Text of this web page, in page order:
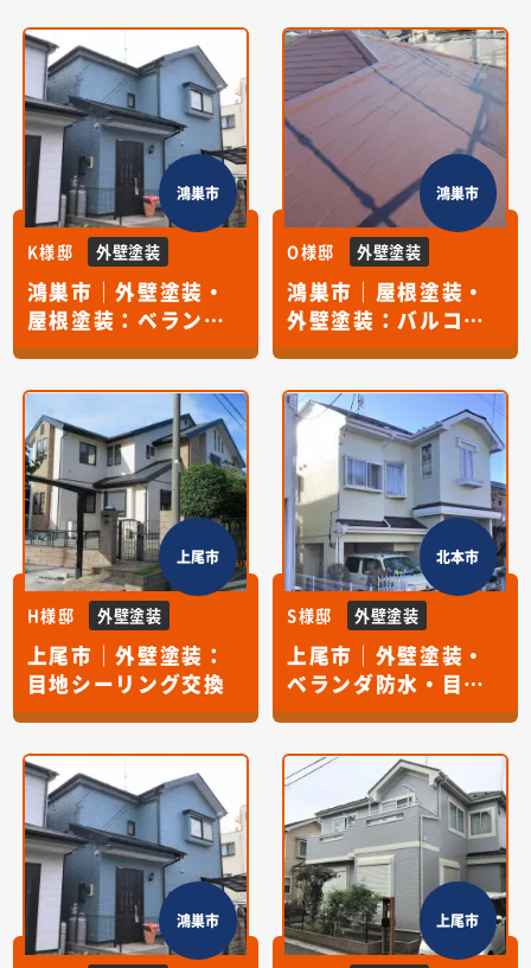
鴻巣市
K様邸 外壁塗装
鴻巣市｜外壁塗装・
屋根塗装：ベランダ
ＦＲＰ防水・目地シ
鴻巣市
O様邸 外壁塗装
鴻巣市｜屋根塗装・
外壁塗装：バルコニ
ーＦＲＰ防水
上尾市
H様邸 外壁塗装
上尾市｜外壁塗装：
目地シーリング交換
北本市
S様邸 外壁塗装
上尾市｜外壁塗装・
ベランダ防水・目地
打替え
鴻巣市 上尾市